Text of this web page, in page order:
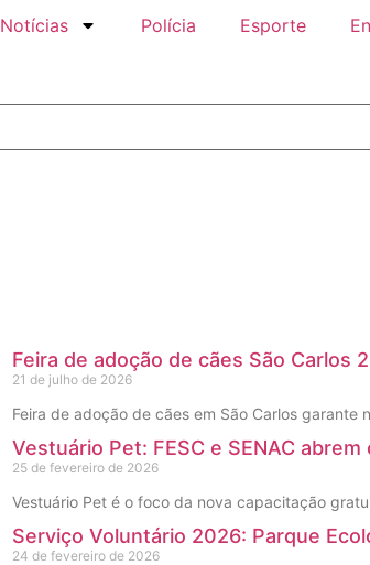
Notícias Polícia Esporte
Feira de adoção de cães São Carlos
21 de julho de 2026
Feira de adoção de cães em São Carlos
Vestuário Pet: FESC e SENAC
25 de fevereiro de 2026
Vestuário Pet é o foco da nova capacitação
Serviço Voluntário 2026: Parque
24 de fevereiro de 2026